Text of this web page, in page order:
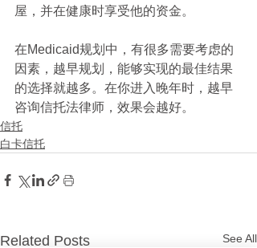
屋，并在健康时享受他的资金。
在Medicaid规划中，有很多需要考虑的
因素，越早规划，能够实现的最佳结果
的选择就越多。在你进入晚年时，越早
咨询信托法律师，效果会越好。
信托
白卡信托
Related Posts See All